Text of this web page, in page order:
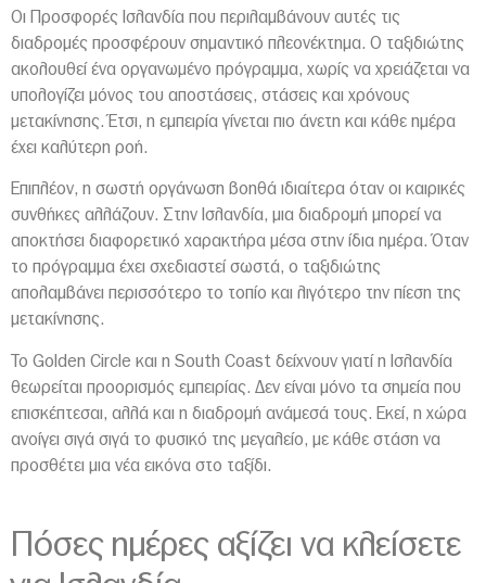
Οι Προσφορές Ισλανδία που περιλαμβάνουν αυτές τις
διαδρομές προσφέρουν σημαντικό πλεονέκτημα. Ο ταξιδιώτης
ακολουθεί ένα οργανωμένο πρόγραμμα, χωρίς να χρειάζεται να
υπολογίζει μόνος του αποστάσεις, στάσεις και χρόνους
μετακίνησης. Έτσι, η εμπειρία γίνεται πιο άνετη και κάθε ημέρα
έχει καλύτερη ροή.
Επιπλέον, η σωστή οργάνωση βοηθά ιδιαίτερα όταν οι καιρικές
συνθήκες αλλάζουν. Στην Ισλανδία, μια διαδρομή μπορεί να
αποκτήσει διαφορετικό χαρακτήρα μέσα στην ίδια ημέρα. Όταν
το πρόγραμμα έχει σχεδιαστεί σωστά, ο ταξιδιώτης
απολαμβάνει περισσότερο το τοπίο και λιγότερο την πίεση της
μετακίνησης.
Το Golden Circle και η South Coast δείχνουν γιατί η Ισλανδία
θεωρείται προορισμός εμπειρίας. Δεν είναι μόνο τα σημεία που
επισκέπτεσαι, αλλά και η διαδρομή ανάμεσά τους. Εκεί, η χώρα
ανοίγει σιγά σιγά το φυσικό της μεγαλείο, με κάθε στάση να
προσθέτει μια νέα εικόνα στο ταξίδι.
Πόσες ημέρες αξίζει να κλείσετε